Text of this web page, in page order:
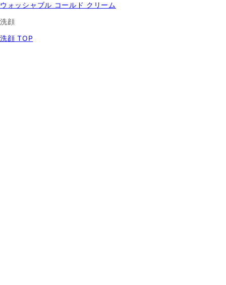
ウォッシャブル コールド クリーム
洗顔
洗顔 TOP